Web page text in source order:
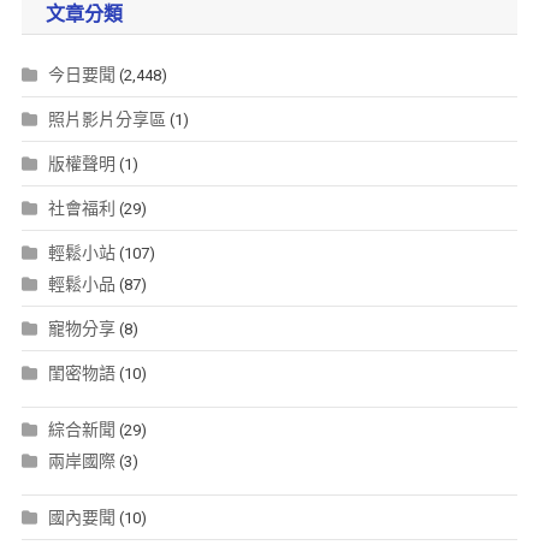
文章分類
今日要聞 (2,448)
照片影片分享區 (1)
版權聲明 (1)
社會福利 (29)
輕鬆小站(107)
輕鬆小品 (87)
寵物分享(8)
閨密物語(10)
綜合新聞 (29)
兩岸國際(3)
國內要聞 (10)